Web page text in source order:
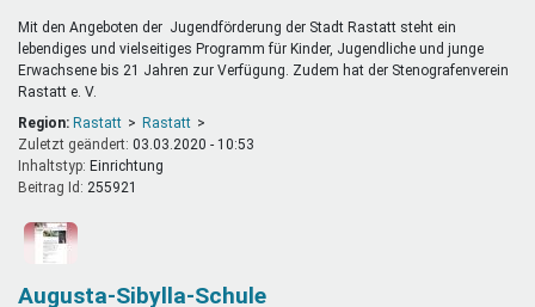
Mit den Angeboten der Jugendförderung der Stadt Rastatt steht ein
lebendiges und vielseitiges Programm für Kinder, Jugendliche und junge
Erwachsene bis 21 Jahren zur Verfügung. Zudem hat der Stenografenverein
Rastatt e. V.
Region: Rastatt
Rastatt
Zuletzt geändert: 03.03.2020 - 10:53
Inhaltstyp:
einrichtung
Beitrag Id: 255921
Augusta-Sibylla-Schule